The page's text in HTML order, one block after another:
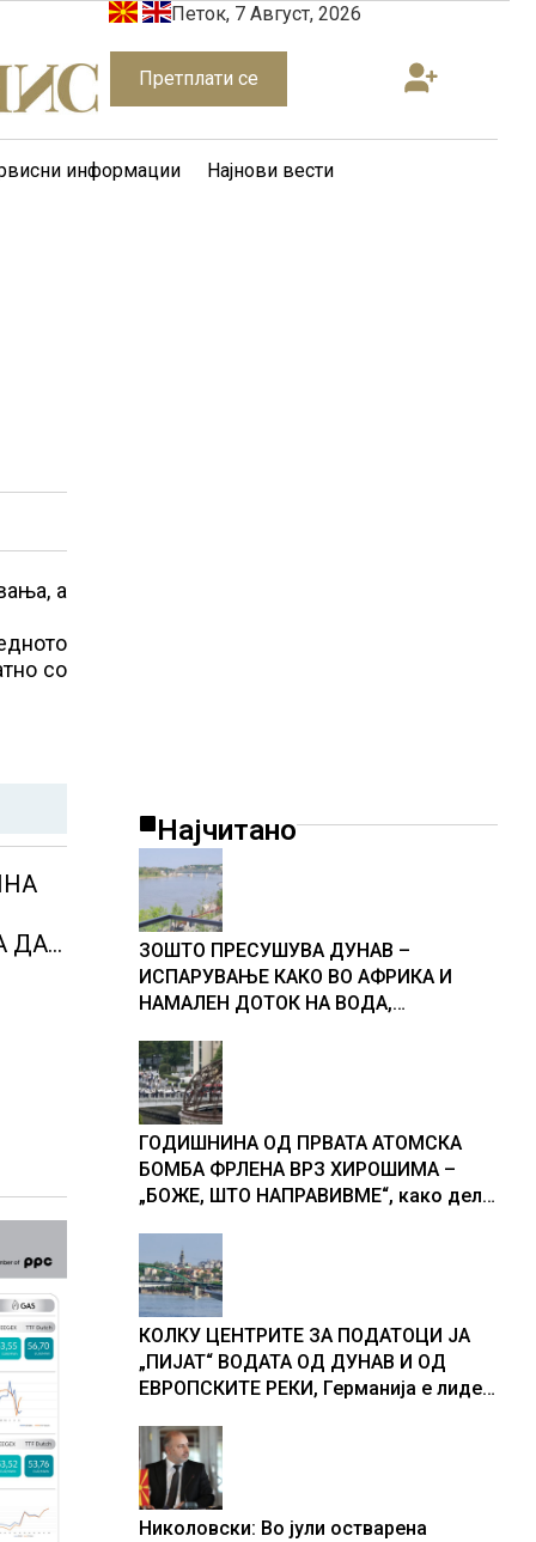
Петок, 7 Август, 2026
Претплати се
информации Најнови вести
а
со
ДА
Најчитано
ЗОШТО ПРЕСУШУВА ДУНАВ –
ИСПАРУВАЊЕ КАКО ВО АФРИКА И
НАМАЛЕН ДОТОК НА ВОДА,
Србија
ГОДИШНИНА ОД ПРВАТА АТОМСКА
БОМБА ФРЛЕНА ВРЗ ХИРОШИМА –
„БОЖЕ, ШТО НАПРАВИВМЕ“, како дел
учесниците во бомбардирањето го
доживуваа овој настан што го
промени текот на историјата
КОЛКУ ЦЕНТРИТЕ ЗА ПОДАТОЦИ ЈА
„ПИЈАТ“ ВОДАТА ОД ДУНАВ И ОД
ЕВРОПСКИТЕ РЕКИ, Германија е лидер
центри за податоци
Николовски: Во јули остварена